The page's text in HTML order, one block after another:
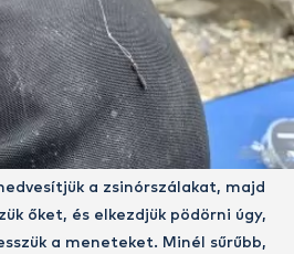
a zsinórszálakat, majd
őket, és elkezdjük pödörni úgy,
a meneteket. Minél sűrűbb,